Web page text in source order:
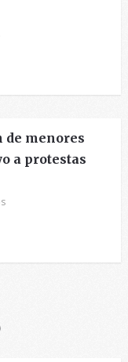
de menores
a protestas